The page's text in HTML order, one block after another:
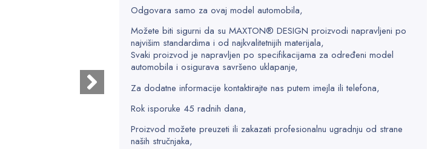
Odgovara samo za ovaj model automobila,
Možete biti sigurni da su MAXTON® DESIGN proizvodi napravljeni po
najvišim standardima i od najkvalitetnijih materijala,
Svaki proizvod je napravljen po specifikacijama za određeni model
automobila i osigurava savršeno uklapanje,
Za dodatne informacije kontaktirajte nas putem imejla ili telefona,
Rok isporuke 45 radnih dana,
Proizvod možete preuzeti ili zakazati profesionalnu ugradnju od strane
naših stručnjaka,